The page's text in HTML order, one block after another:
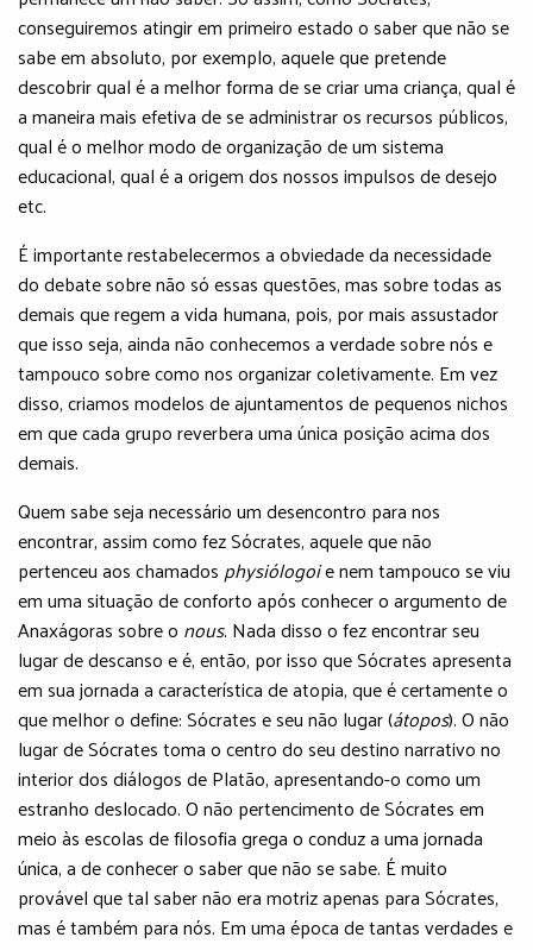
conseguiremos atingir em primeiro estado o saber que não se
sabe em absoluto, por exemplo, aquele que pretende
descobrir qual é a melhor forma de se criar uma criança, qual é
a maneira mais efetiva de se administrar os recursos públicos,
qual é o melhor modo de organização de um sistema
educacional, qual é a origem dos nossos impulsos de desejo
etc.
É importante restabelecermos a obviedade da necessidade
do debate sobre não só essas questões, mas sobre todas as
demais que regem a vida humana, pois, por mais assustador
que isso seja, ainda não conhecemos a verdade sobre nós e
tampouco sobre como nos organizar coletivamente. Em vez
disso, criamos modelos de ajuntamentos de pequenos nichos
em que cada grupo reverbera uma única posição acima dos
demais.
Quem sabe seja necessário um desencontro para nos
encontrar, assim como fez Sócrates, aquele que não
pertenceu aos chamados physiólogoie nem tampouco se viu
em uma situação de conforto após conhecer o argumento de
Anaxágoras sobre o nous. Nada disso o fez encontrar seu
lugar de descanso e é, então, por isso que Sócrates apresenta
em sua jornada a característica de atopia, que é certamente o
que melhor o define: Sócrates e seu não lugar (átopos). O não
lugar de Sócrates toma o centro do seu destino narrativo no
interior dos diálogos de Platão, apresentando-o como um
estranho deslocado. O não pertencimento de Sócrates em
meio às escolas de filosofia grega o conduz a uma jornada
única, a de conhecer o saber que não se sabe. É muito
provável que tal saber não era motriz apenas para Sócrates,
mas é também para nós. Em uma época de tantas verdades e